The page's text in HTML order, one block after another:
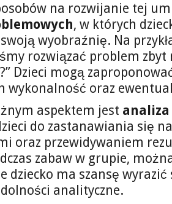
na rozwijanie tej
, w których
wyobraźnię. Na
rozwiązać problem zbyt
Dzieci mogą
wykonalność oraz
aspektem jest
do zastanawiania się
oraz przewidywaniem
zabaw w grupie,
dziecko ma szansę wyrazić
analityczne.